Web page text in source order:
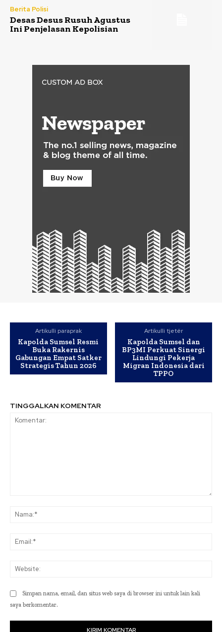
Berita Polisi
Desas Desus Rusuh Agustus
Ini Penjelasan Kepolisian
Artikulli paraprak
Kapolda Sumsel Resmi
Buka Rakernis
Gabungan Empat Satker
Strategis Tahun 2026
Artikulli tjetër
Kapolda Sumsel dan
BP3MI Perkuat Sinergi
Lindungi Pekerja
Migran Indonesia dari
TPPO
TINGGALKAN KOMENTAR
Simpan nama, email, dan situs web saya di browser ini untuk lain kali
saya berkomentar.